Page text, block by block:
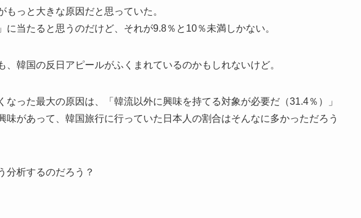
っと大きな原因だと思っていた。
に当たると思うのだけど、それが9.8％と10％未満しかない。
、韓国の反日アピールがふくまれているのかもしれないけど。
なった最大の原因は、「韓流以外に興味を持てる対象が必要だ（31.4％）」
味があって、韓国旅行に行っていた日本人の割合はそんなに多かっただろう
分析するのだろう？